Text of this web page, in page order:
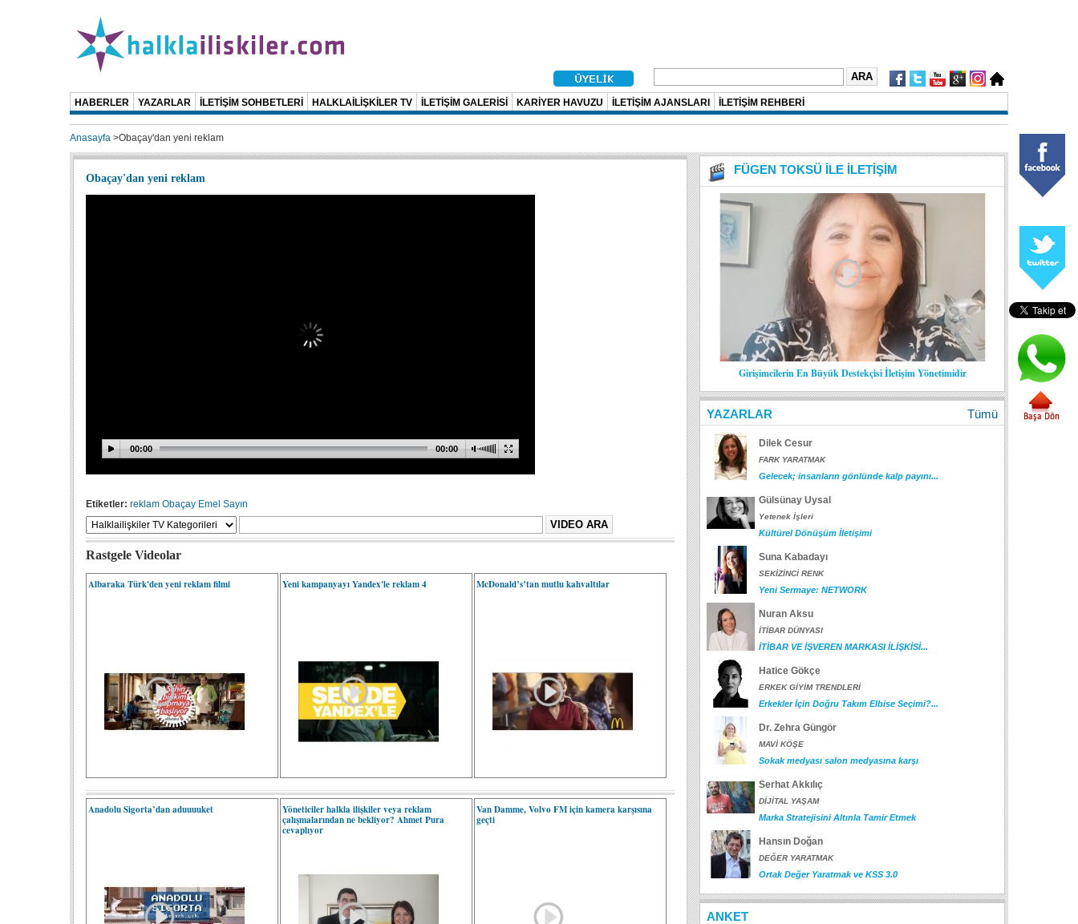
HABERLER YAZARLAR İLETİŞİM SOHBETLERİ HALKLAİLİŞKİLER TV İLETİŞİM GALERİSİ KARİYER HAVUZU İLETİŞİM AJANSLARI İLETİŞİM REHBERİ
Anasayfa >Obaçay'dan yeni reklam
Obaçay'dan yeni reklam
Etiketler: reklam Obaçay Emel Sayın
Rastgele Videolar
Albaraka Türk'den yeni reklam filmi Yeni kampanyayı Yandex'le reklam 4 McDonald’s’tan mutlu kahvaltılar
Anadolu Sigorta’dan aduuuuket
Yöneticiler halkla ilişkiler veya reklam
çalışmalarından ne bekliyor? Ahmet Pura
cevaplıyor
Van Damme, Volvo FM için kamera karşısına
geçti
FÜGEN TOKSÜ İLE İLETİŞİM
Girişimcilerin En Büyük Destekçisi İletişim Yönetimidir
YAZARLAR Tümü
Dilek Cesur
FARK YARATMAK
Gelecek; insanların gönlünde kalp payını...
Gülsünay Uysal
Yetenek İşleri
Kültürel Dönüşüm İletişimi
Suna Kabadayı
SEKİZİNCİ RENK
Yeni Sermaye: NETWORK
Nuran Aksu
İTİBAR DÜNYASI
İTİBAR VE İŞVEREN MARKASI İLİŞKİSİ...
Hatice Gökçe
ERKEK GİYİM TRENDLERİ
Erkekler İçin Doğru Takım Elbise Seçimi?...
Dr. Zehra Güngör
MAVİ KÖŞE
Sokak medyası salon medyasına karşı
Serhat Akkılıç
DİJİTAL YAŞAM
Marka Stratejisini Altınla Tamir Etmek
Hansın Doğan
DEĞER YARATMAK
Ortak Değer Yaratmak ve KSS 3.0
ANKET